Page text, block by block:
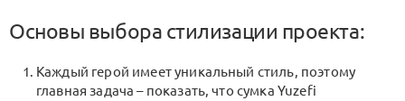
Основы выбора стилизации проекта:
Каждый герой имеет уникальный стиль, поэтому
главная задача – показать, что сумка Yuzefi